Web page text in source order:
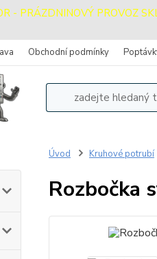
- PRÁZDNINOVÝ PROVOZ
Obchodní podmínky
Úvod Kruhové potrubí
Rozbočka